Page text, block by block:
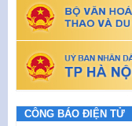
CÔNG BÁO ĐIỆN TỬ